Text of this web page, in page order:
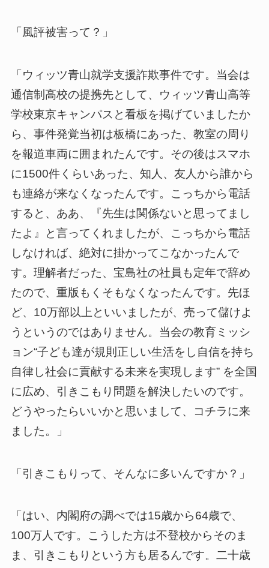
「風評被害って？」
「ウィッツ青山就学支援詐欺事件です。当会は
通信制高校の提携先として、ウィッツ青山高等
学校東京キャンパスと看板を掲げていましたか
ら、事件発覚当初は板橋にあった、教室の周り
を報道車両に囲まれたんです。その後はスマホ
に1500件くらいあった、知人、友人から誰から
も連絡が来なくなったんです。こっちから電話
すると、ああ、『先生は関係ないと思ってまし
たよ』と言ってくれましたが、こっちから電話
しなければ、絶対に掛かってこなかったんで
す。理解者だった、宝島社の社員も定年で辞め
たので、重版もくそもなくなったんです。先ほ
ど、10万部以上といいましたが、売って儲けよ
うというのではありません。当会の教育ミッシ
ョン“子ども達が規則正しい生活をし自信を持ち
自律し社会に貢献する未来を実現します” を全国
に広め、引きこもり問題を解決したいのです。
どうやったらいいかと思いまして、コチラに来
ました。」
「引きこもりって、そんなに多いんですか？」
「はい、内閣府の調べでは15歳から64歳で、
100万人です。こうした方は不登校からそのま
ま、引きこもりという方も居るんです。二十歳